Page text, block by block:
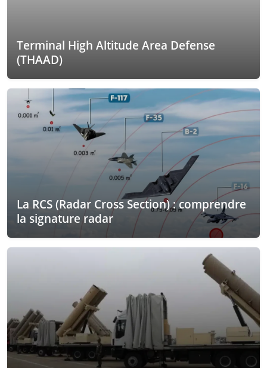
Terminal High Altitude Area Defense
(THAAD)
La RCS (Radar Cross Section) : comprendre
la signature radar